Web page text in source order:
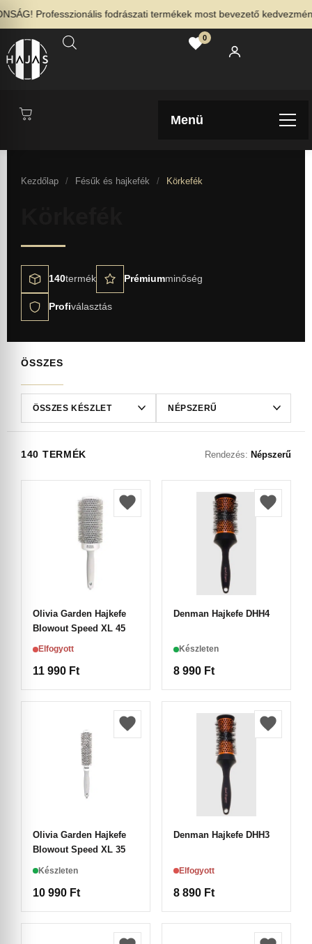
Professzionális fodrászati termékek most bevezető
0
Menü
Kezdőlap / Fésűk és hajkefék / Körkefék
140termék Prémiumminőség
Profiválasztás
ÖSSZES
140 TERMÉK Rendezés: Népszerű
Olivia Garden Hajkefe
Blowout Speed XL 45
Elfogyott
11 990 Ft
Denman Hajkefe DHH4
Készleten
8 990 Ft
Olivia Garden Hajkefe
Blowout Speed XL 35
Készleten
10 990 Ft
Denman Hajkefe DHH3
Elfogyott
8 890 Ft